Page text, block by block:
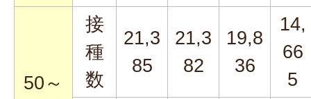
50～
接
種
数
21,3
85
21,3
82
19,8
36
14,
66
5